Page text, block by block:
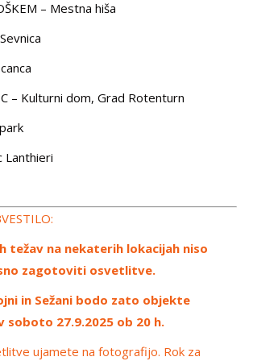
– Mestna hiša
– Kulturni dom, Grad Rotenturn
Lanthieri
težav na nekaterih lokacijah niso
zagotoviti osvetlitve.
in Sežani bodo zato objekte
soboto 27.9.2025 ob 20 h.
ujamete na fotografijo. Rok za